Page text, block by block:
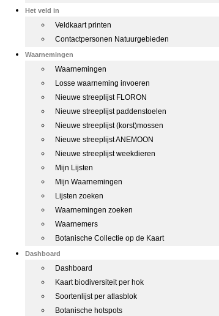
Het veld in
Veldkaart printen
Contactpersonen Natuurgebieden
Waarnemingen
Waarnemingen
Losse waarneming invoeren
Nieuwe streeplijst FLORON
Nieuwe streeplijst paddenstoelen
Nieuwe streeplijst (korst)mossen
Nieuwe streeplijst ANEMOON
Nieuwe streeplijst weekdieren
Mijn Lijsten
Mijn Waarnemingen
Lijsten zoeken
Waarnemingen zoeken
Waarnemers
Botanische Collectie op de Kaart
Dashboard
Dashboard
Kaart biodiversiteit per hok
Soortenlijst per atlasblok
Botanische hotspots